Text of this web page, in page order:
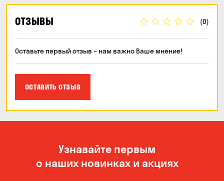
ОТЗЫВЫ (0)
Оставьте первый отзыв – нам важно Ваше мнение!
ОСТАВИТЬ ОТЗЫВ
Узнавайте первым
о наших новинках и акциях